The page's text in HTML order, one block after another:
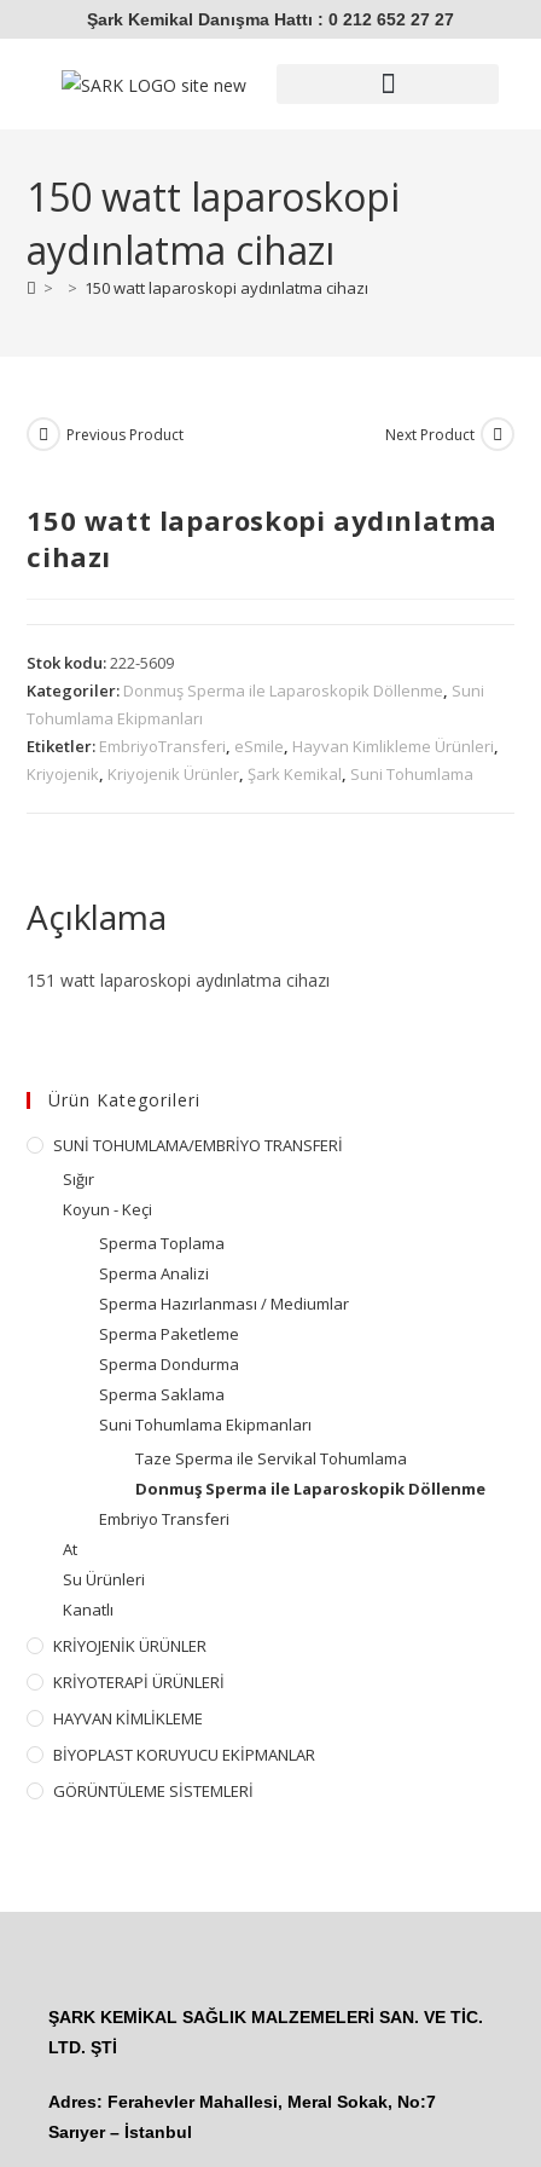
Şark Kemikal Danışma Hattı : 0 212 652 27 27
150 watt laparoskopi
aydınlatma cihazı
> > 150 watt laparoskopi aydınlatma cihazı
Previous Product Next Product
150 watt laparoskopi aydınlatma
cihazı
Stok kodu:222-5609
Kategoriler: Donmuş Sperma ile Laparoskopik Döllenme, Suni
Tohumlama Ekipmanları
Etiketler: EmbriyoTransferi, eSmile, Hayvan Kimlikleme Ürünleri,
Kriyojenik, Kriyojenik Ürünler, Şark Kemikal, Suni Tohumlama
Açıklama
151 watt laparoskopi aydınlatma cihazı
Ürün Kategorileri
SUNİ TOHUMLAMA/EMBRİYO TRANSFERİ
Sığır
Koyun - Keçi
Sperma Toplama
Sperma Analizi
Sperma Hazırlanması / Mediumlar
Sperma Paketleme
Sperma Dondurma
Sperma Saklama
Suni Tohumlama Ekipmanları
Taze Sperma ile Servikal Tohumlama
Donmuş Sperma ile Laparoskopik Döllenme
Embriyo Transferi
At
Su Ürünleri
Kanatlı
KRİYOJENİK ÜRÜNLER
KRİYOTERAPİ ÜRÜNLERİ
HAYVAN KİMLİKLEME
BİYOPLAST KORUYUCU EKİPMANLAR
GÖRÜNTÜLEME SİSTEMLERİ
ŞARK KEMİKAL SAĞLIK MALZEMELERİ SAN. VE TİC.
LTD. ŞTİ
Adres: Ferahevler Mahallesi, Meral Sokak, No:7
Sarıyer – İstanbul